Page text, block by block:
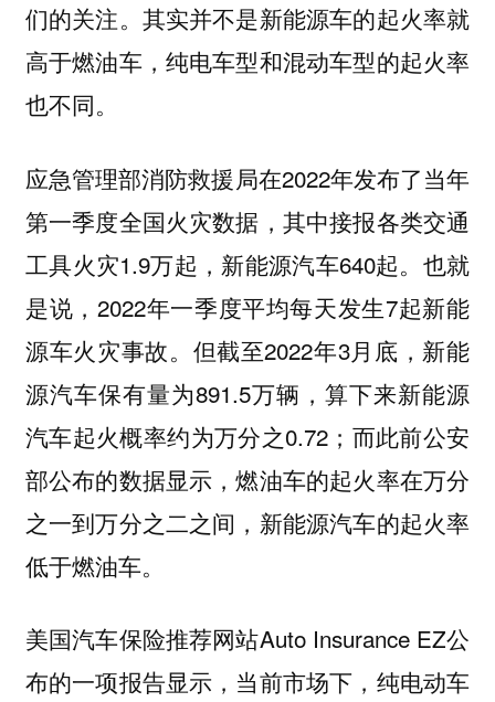
们的关注。其实并不是新能源车的起火率就
高于燃油车，纯电车型和混动车型的起火率
也不同。
应急管理部消防救援局在2022年发布了当年
第一季度全国火灾数据，其中接报各类交通
工具火灾1.9万起，新能源汽车640起。也就
是说，2022年一季度平均每天发生7起新能
源车火灾事故。但截至2022年3月底，新能
源汽车保有量为891.5万辆，算下来新能源
汽车起火概率约为万分之0.72；而此前公安
部公布的数据显示，燃油车的起火率在万分
之一到万分之二之间，新能源汽车的起火率
低于燃油车。
美国汽车保险推荐网站Auto Insurance EZ公
布的一项报告显示，当前市场下， 纯电动车